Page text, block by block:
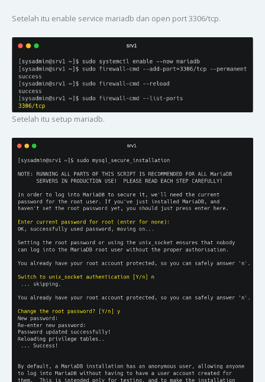
Setelah itu enable service mariadb dan open port 3306/tcp.
Setelah itu setup mariadb.